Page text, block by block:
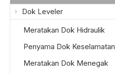
Dok Leveler
Meratakan Dok Hidraulik
Penyama Dok Keselamatan
Meratakan Dok Menegak